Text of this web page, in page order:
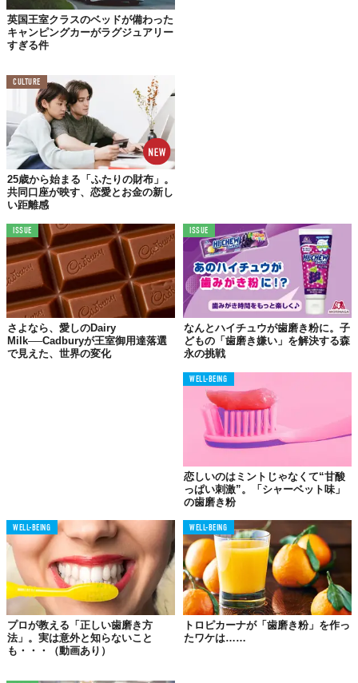
こちらが噂の歯磨き粉。箱、容器ともに洗練されたデザインで
す。これなら洗面所の雰囲気も少し上質なものになりそう！
フッ化物は含まれておらず、スペアミントが配合されたやさしい
成分でできている模様。爽やかな香りが口の中をスッキリと保ち
口臭を防いでくれるのだとか。
英国王室クラスのベッドが備わった
キャンピングカーがラグジュアリー
すぎる件
CULTURE
25歳から始まる「ふたりの財布」。
共同口座が映す、恋愛とお金の新し
い距離感
ISSUE
さよなら、愛しのDairy
Milk──Cadburyが王室御用達落選
で見えた、世界の変化
ISSUE
なんとハイチュウが歯磨き粉に。子
どもの「歯磨き嫌い」を解決する森
永の挑戦
WELL-BEING
恋しいのはミントじゃなくて“甘酸
っぱい刺激”。「シャーベット味」
の歯磨き粉
WELL-BEING
プロが教える「正しい歯磨き方
法」。実は意外と知らないこと
も・・・（動画あり）
WELL-BEING
トロピカーナが「歯磨き粉」を作っ
たワケは……